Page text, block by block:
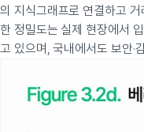
의 지식그래프로 연결하고
한 정밀도는 실제 현장에서
고 있으며, 국내에서도 보안·